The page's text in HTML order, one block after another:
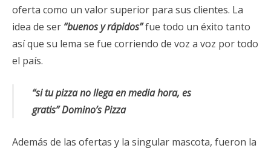
oferta como un valor superior para sus clientes. La
idea de ser “buenos y rápidos”fue todo un éxito tanto
así que su lema se fue corriendo de voz a voz por todo
el país.
“si tu pizza no llega en media hora, es
gratis” Domino’s Pizza
Además de las ofertas y la singular mascota, fueron la